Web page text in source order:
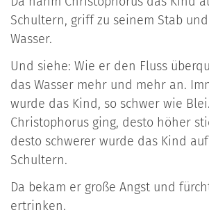
Schultern, griff zu seinem Stab
Wasser.
Und siehe: Wie er den Fluss
das Wasser mehr und mehr an.
wurde das Kind, so schwer wie
Christophorus ging, desto höher
desto schwerer wurde das Kind
Schultern.
Da bekam er große Angst und
ertrinken.